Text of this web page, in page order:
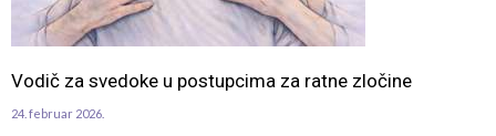
Vodič za svedoke u postupcima za ratne zločine
24. februar 2026.